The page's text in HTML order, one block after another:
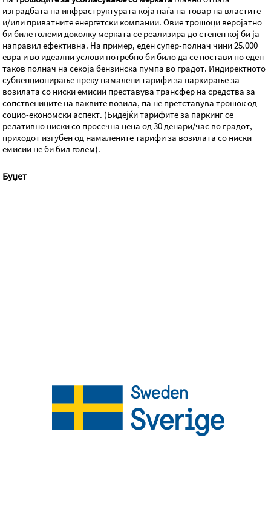
изградбата на инфраструктурата која паѓа на товар на властите
и/или приватните енергетски компании. Овие трошоци веројатно
би биле големи доколку мерката се реализира до степен кој би ја
направил ефективна. На пример, еден супер-полнач чини 25.000
евра и во идеални услови потребно би било да се постави по еден
таков полнач на секоја бензинска пумпа во градот. Индиректното
субвенционирање преку намалени тарифи за паркирање за
возилата со ниски емисии преставува трансфер на средства за
сопствениците на ваквите возила, па не претставува трошок од
социо-економски аспект. (Бидејќи тарифите за паркинг се
релативно ниски со просечна цена од 30 денари/час во градот,
приходот изгубен од намалените тарифи за возилата со ниски
емисии не би бил голем).
Буџет